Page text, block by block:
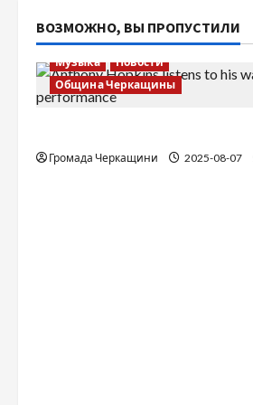
ВОЗМОЖНО, ВЫ ПРОПУСТИЛИ
Музыка
Новости
Община Черкащины
Громада Черкащини 2025-08-07